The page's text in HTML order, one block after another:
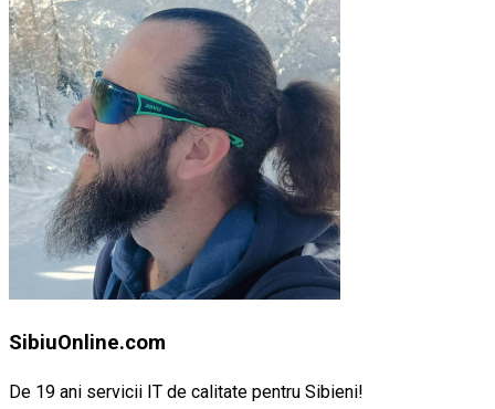
SibiuOnline.com
De 19 ani servicii IT de calitate pentru Sibieni!